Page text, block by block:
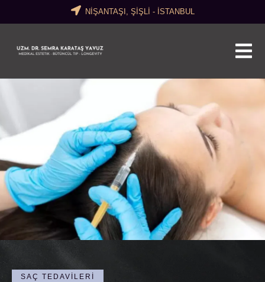
NİŞANTAŞI, ŞİŞLİ - İSTANBUL
SAÇ TEDAVILERI